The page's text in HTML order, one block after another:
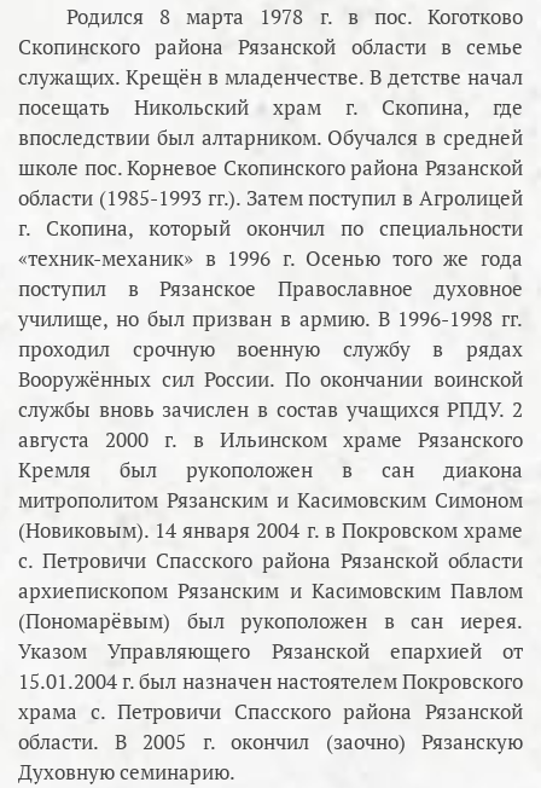
Родился 8 марта 1978 г. в пос. Коготково
Скопинского района Рязанской области в семье
служащих. Крещён в младенчестве. В детстве начал
посещать Никольский храм г. Скопина, где
впоследствии был алтарником. Обучался в средней
школе пос. Корневое Скопинского района Рязанской
области (1985-1993 гг.). Затем поступил в Агролицей
г. Скопина, который окончил по специальности
«техник-механик» в 1996 г. Осенью того же года
поступил в Рязанское Православное духовное
училище, но был призван в армию. В 1996-1998 гг.
проходил срочную военную службу в рядах
Вооружённых сил России. По окончании воинской
службы вновь зачислен в состав учащихся РПДУ. 2
августа 2000 г. в Ильинском храме Рязанского
Кремля был рукоположен в сан диакона
митрополитом Рязанским и Касимовским Симоном
(Новиковым). 14 января 2004 г. в Покровском храме
с. Петровичи Спасского района Рязанской области
архиепископом Рязанским и Касимовским Павлом
(Пономарёвым) был рукоположен в сан иерея.
Указом Управляющего Рязанской епархией от
15.01.2004 г. был назначен настоятелем Покровского
храма с. Петровичи Спасского района Рязанской
области. В 2005 г. окончил (заочно) Рязанскую
Духовную семинарию.